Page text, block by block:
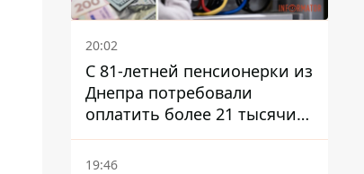
20:02
С 81-летней пенсионерки из
Днепра потребовали
оплатить более 21 тысячи
гривен за "вмешательство в
работу счетчика"
19:46